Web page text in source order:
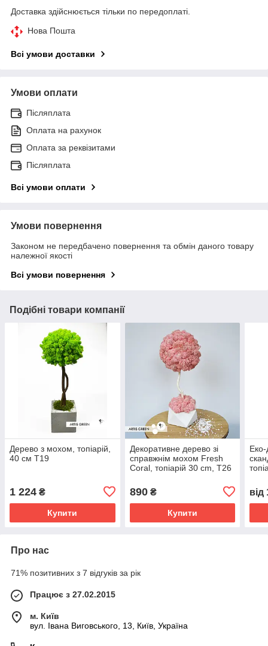
Доставка здійснюється тільки по передоплаті.
Нова Пошта
Всі умови доставки
Умови оплати
Післяплата
Оплата на рахунок
Оплата за реквізитами
Післяплата
Всі умови оплати
Умови повернення
Законом не передбачено повернення та обмін даного товару
належної якості
Всі умови повернення
Подібні товари компанії
Дерево з мохом, топіарій,
40 см T19
1 224 ₴
Купити
Декоративне дерево зі
справжнім мохом Fresh
Coral, топіарій 30 cm, T26
890₴
Купити
Еко-
від
Про нас
71% позитивних з 7 відгуків за рік
Працює з 27.02.2015
м. Київ
вул. Івана Виговського, 13, Київ, Україна